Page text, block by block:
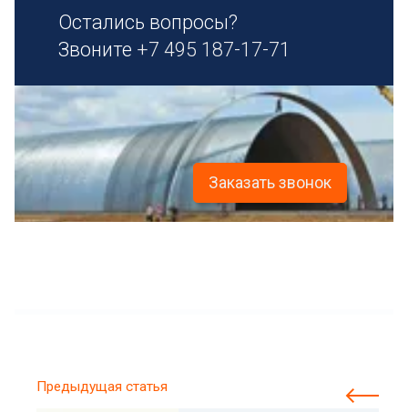
Остались вопросы?
Звоните +7 495 187-17-71
Заказать звонок
Предыдущая статья